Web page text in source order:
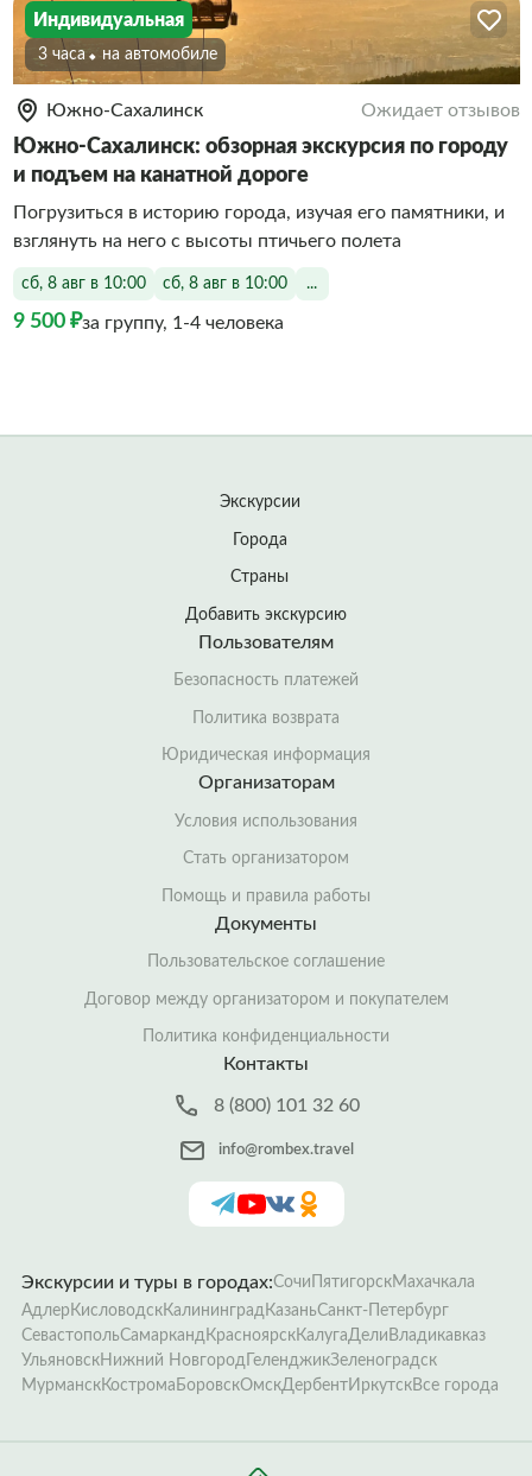
Индивидуальная
3 часа На автомобиле
Южно-Сахалинск Ожидает отзывов
Южно-Сахалинск: обзорная экскурсия по городу
и подъем на канатной дороге
Погрузиться в историю города, изучая его памятники, и
взглянуть на него с высоты птичьего полета
сб, 8 авг в 10:00 сб, 8 авг в 10:00 ...
9 500 ₽за группу, 1-4 человека
Экскурсии
Города
Страны
Добавить экскурсию
Пользователям
Безопасность платежей
Политика возврата
Юридическая информация
Организаторам
Условия использования
Стать организатором
Помощь и правила работы
Документы
Пользовательское соглашение
Договор между организатором и покупателем
Политика конфиденциальности
Контакты
8 (800) 101 32 60
info@rombex.travel
Экскурсии и туры в городах:Сочи ПятигорскМахачкала
Адлер КисловодскКалининград КазаньСанкт-Петербург
СевастопольСамарканд КрасноярскКалугаДели Владикавказ
УльяновскНижний Новгород ГеленджикЗеленоградск
МурманскКострома БоровскОмскДербентИркутскВсе города